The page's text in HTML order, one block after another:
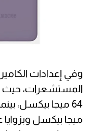
وفي إعدادات
المستشعرات، حيث
ميجا بيكسل